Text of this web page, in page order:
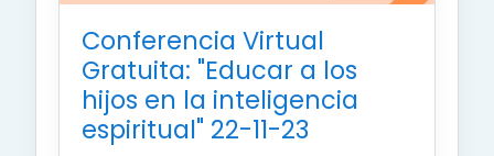
Conferencia Virtual
Gratuita: "Educar a los
hijos en la inteligencia
espiritual" 22-11-23